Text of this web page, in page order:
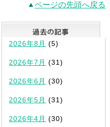
ページの先頭へ戻る
最新記事一覧
2026年8月 (5)
2026年7月 (31)
2026年6月 (30)
2026年5月 (31)
2026年4月 (30)